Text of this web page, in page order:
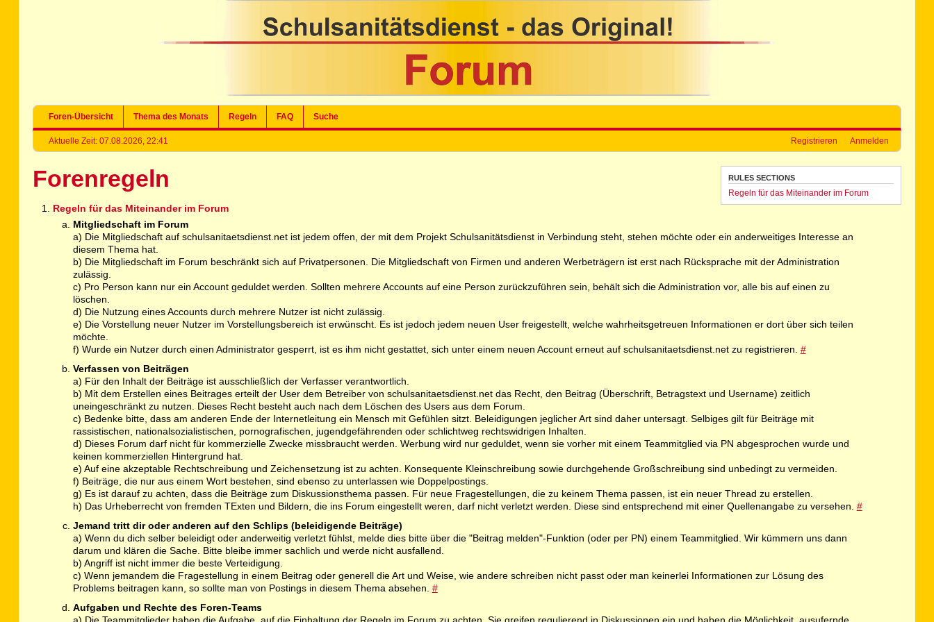
Foren-Übersicht Thema des Monats Regeln FAQ Suche
Aktuelle Zeit: 07.08.2026, 22:41 Registrieren Anmelden
RULES SECTIONS
Regeln für das Miteinander im Forum
Forenregeln
Regeln für das Miteinander im Forum
Mitgliedschaft im Forum
a) Die Mitgliedschaft auf schulsanitaetsdienst.net ist jedem offen, der mit dem Projekt Schulsanitätsdienst in Verbindung steht, stehen möchte oder ein anderweitiges Interesse an
diesem Thema hat.
b) Die Mitgliedschaft im Forum beschränkt sich auf Privatpersonen. Die Mitgliedschaft von Firmen und anderen Werbeträgern ist erst nach Rücksprache mit der Administration
zulässig.
c) Pro Person kann nur ein Account geduldet werden. Sollten mehrere Accounts auf eine Person zurückzuführen sein, behält sich die Administration vor, alle bis auf einen zu
löschen.
d) Die Nutzung eines Accounts durch mehrere Nutzer ist nicht zulässig.
e) Die Vorstellung neuer Nutzer im Vorstellungsbereich ist erwünscht. Es ist jedoch jedem neuen User freigestellt, welche wahrheitsgetreuen Informationen er dort über sich teilen
möchte.
f) Wurde ein Nutzer durch einen Administrator gesperrt, ist es ihm nicht gestattet, sich unter einem neuen Account erneut auf schulsanitaetsdienst.net zu registrieren. #
Verfassen von Beiträgen
a) Für den Inhalt der Beiträge ist ausschließlich der Verfasser verantwortlich.
b) Mit dem Erstellen eines Beitrages erteilt der User dem Betreiber von schulsanitaetsdienst.net das Recht, den Beitrag (Überschrift, Betragstext und Username) zeitlich
uneingeschränkt zu nutzen. Dieses Recht besteht auch nach dem Löschen des Users aus dem Forum.
c) Bedenke bitte, dass am anderen Ende der Internetleitung ein Mensch mit Gefühlen sitzt. Beleidigungen jeglicher Art sind daher untersagt. Selbiges gilt für Beiträge mit
rassistischen, nationalsozialistischen, pornografischen, jugendgefährenden oder schlichtweg rechtswidrigen Inhalten.
d) Dieses Forum darf nicht für kommerzielle Zwecke missbraucht werden. Werbung wird nur geduldet, wenn sie vorher mit einem Teammitglied via PN abgesprochen wurde und
keinen kommerziellen Hintergrund hat.
e) Auf eine akzeptable Rechtschreibung und Zeichensetzung ist zu achten. Konsequente Kleinschreibung sowie durchgehende Großschreibung sind unbedingt zu vermeiden.
f) Beiträge, die nur aus einem Wort bestehen, sind ebenso zu unterlassen wie Doppelpostings.
g) Es ist darauf zu achten, dass die Beiträge zum Diskussionsthema passen. Für neue Fragestellungen, die zu keinem Thema passen, ist ein neuer Thread zu erstellen.
h) Das Urheberrecht von fremden TExten und Bildern, die ins Forum eingestellt weren, darf nicht verletzt werden. Diese sind entsprechend mit einer Quellenangabe zu versehen. #
Jemand tritt dir oder anderen auf den Schlips (beleidigende Beiträge)
a) Wenn du dich selber beleidigt oder anderweitig verletzt fühlst, melde dies bitte über die "Beitrag melden"-Funktion (oder per PN) einem Teammitglied. Wir kümmern uns dann
darum und klären die Sache. Bitte bleibe immer sachlich und werde nicht ausfallend.
b) Angriff ist nicht immer die beste Verteidigung.
c) Wenn jemandem die Fragestellung in einem Beitrag oder generell die Art und Weise, wie andere schreiben nicht passt oder man keinerlei Informationen zur Lösung des
Problems beitragen kann, so sollte man von Postings in diesem Thema absehen. #
Aufgaben und Rechte des Foren-Teams